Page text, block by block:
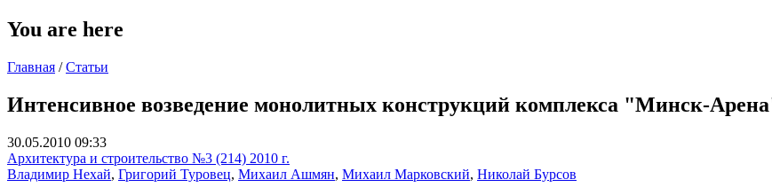
You are here
Главная / Статьи
Интенсивное возведение монолитных конструкций комплекса "Минск-
30.05.2010 09:33
Архитектура и строительство №3 (214) 2010 г.
Владимир Нехай, Григорий Туровец, Михаил Ашмян, Михаил Марковский, Николай Бурсов